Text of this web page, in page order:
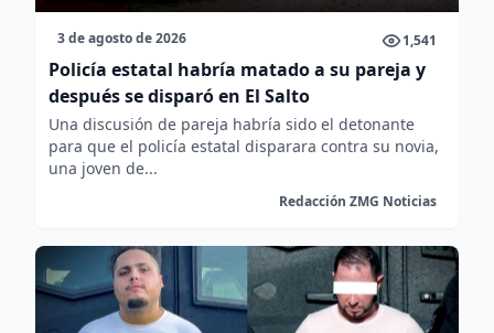
3 de agosto de 2026 1,541
Policía estatal habría matado a su pareja y
después se disparó en El Salto
Una discusión de pareja habría sido el detonante
para que el policía estatal disparara contra su novia,
una joven de...
Redacción ZMG Noticias